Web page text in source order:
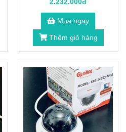
Mua ngay
Thêm giỏ hàng